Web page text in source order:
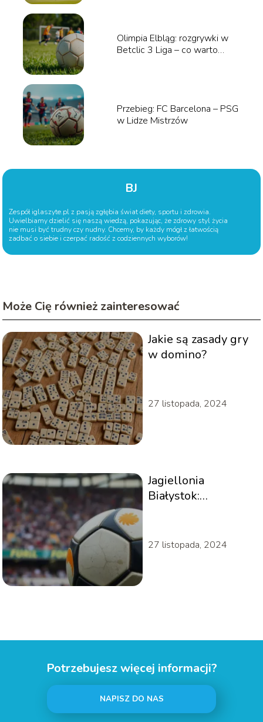
Olimpia Elbląg: rozgrywki w
Betclic 3 Liga – co warto
Przebieg: FC Barcelona – PSG
w Lidze Mistrzów
BJ
Zespół iglaszyte.pl z pasją zgłębia świat diety, sportu i zdrowia.
Uwielbiamy dzielić się naszą wiedzą, pokazując, że zdrowy styl życia
nie musi być trudny czy nudny. Chcemy, by każdy mógł z łatwością
zadbać o siebie i czerpać radość z codziennych wyborów!
Może Cię również zainteresować
Jakie są zasady gry
w domino?
27 listopada, 2024
Jagiellonia
Białystok:
BP Ekstraklasie
27 listopada, 2024
Potrzebujesz więcej informacji?
NAPISZ DO NAS